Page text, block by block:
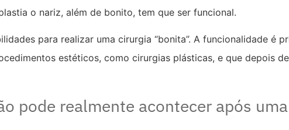
o nariz, além de bonito, tem que ser funcional.
para realizar uma cirurgia “bonita”. A funcionalidade é
estéticos, como cirurgias plásticas, e que depois
pode realmente acontecer após uma